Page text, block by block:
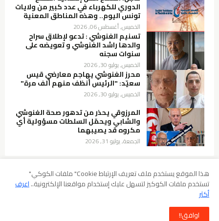
الدوري للكهرباء في عدد كبير من ولايات
تونس اليوم.. وهذه المناطق المعنية
الخميس, أغسطس 06, 2026
تسنيم الغنوشي : تدعو لإطلاق سراح
والدها راشد الغنوشي و تعويضه على
سنوات سجنه
الخميس, يوليو 30, 2026
محرز الغنوشي يهاجم معارضي قيس
سعيّد: "الرئيس أنظف منهم ألف مرة"
الخميس, يوليو 30, 2026
المرزوقي يحذر من تدهور صحة الغنوشي
والشابي ويحمّل السلطات مسؤولية أي
مكروه قد يصيبهما
الجمعة, يوليو 31, 2026
سياسة الخصوصية شروط الإستخدام
إخلاء المسؤولية
سياسة ملفات الارتباط (Cookies)
هذا الموقع يستخدم ملف تعريف الإرتباط Cookie" ملفات الكوكي"
تستخدم ملفات الكوكيز لتسهل عليك إستخدام مواقعنا الإلكترونية..اعرف
أكثر
اوافق!!